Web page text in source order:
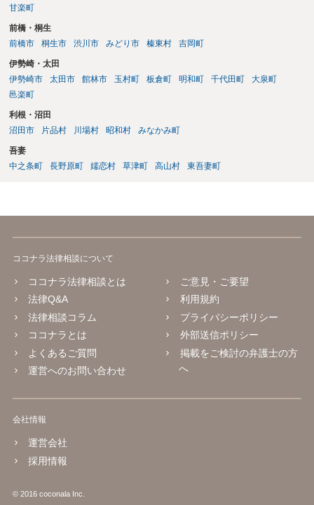
甘楽町
前橋・桐生
前橋市
桐生市 渋川市 みどり市 榛東村 吉岡町
伊勢崎・太田
伊勢崎市
太田市 館林市 玉村町 板倉町 明和町 千代田町
大泉町
邑楽町
利根・沼田
沼田市
片品村 川場村 昭和村 みなかみ町
吾妻
中之条町
長野原町 嬬恋村 草津町 高山村 東吾妻町
ココナラ法律相談について
ココナラ法律相談とは
法律Q&A
法律相談コラム
ココナラとは
よくあるご質問
運営へのお問い合わせ
ご意見・ご要望
利用規約
プライバシーポリシー
外部送信ポリシー
掲載をご検討の弁護士の方
へ
会社情報
運営会社
採用情報
© 2016 coconala Inc.